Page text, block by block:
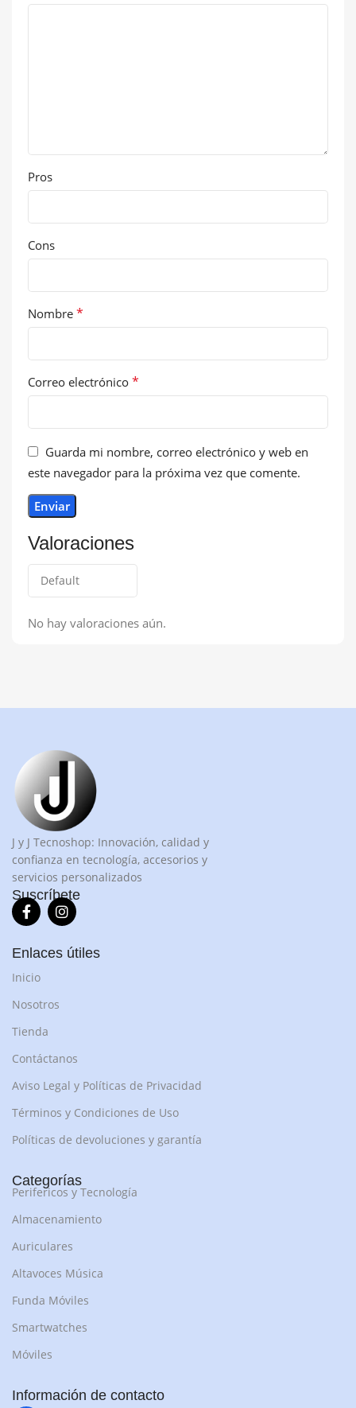
Valoraciones
No hay valoraciones aún.
Pros
Cons
Nombre *
Correo electrónico *
Guarda mi nombre, correo electrónico y web en
este navegador para la próxima vez que comente.
J y J Tecnoshop: Innovación, calidad y
confianza en tecnología, accesorios y
servicios personalizados
Suscríbete
Enlaces útiles
Inicio
Nosotros
Tienda
Contáctanos
Aviso Legal y Políticas de Privacidad
Términos y Condiciones de Uso
Políticas de devoluciones y garantía
Categorías
Perifericos y Tecnología
Almacenamiento
Auriculares
Altavoces Música
Funda Móviles
Smartwatches
Móviles
Información de contacto